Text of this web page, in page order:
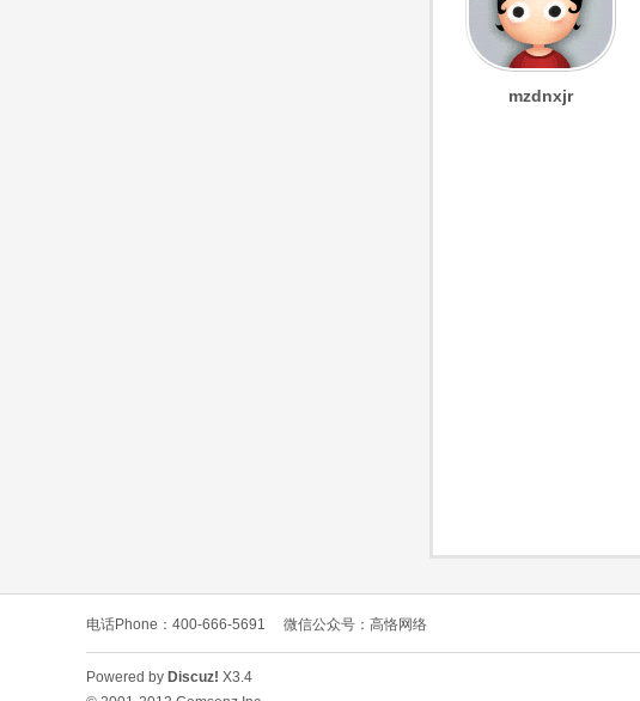
L
mzdnxjr
电话Phone：400-666-5691 微信公众号：高恪网络
Powered by Discuz! X3.4